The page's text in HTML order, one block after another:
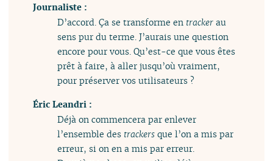
Journaliste :
D’accord. Ça se transforme en tracker au
sens pur du terme. J’aurais une question
encore pour vous. Qu’est-ce que vous êtes
prêt à faire, à aller jusqu’où vraiment,
pour préserver vos utilisateurs ?
Éric Leandri :
Déjà on commencera par enlever
l’ensemble des trackers que l’on a mis par
erreur, si on en a mis par erreur.